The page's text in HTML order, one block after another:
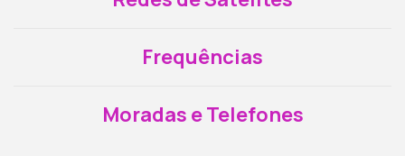
Frequências
Moradas e Telefones